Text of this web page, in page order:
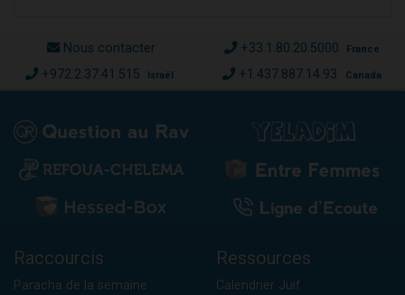
Nous contacter +33.1.80.20.5000 France
+972.2.37.41.515 Israël +1.437.887.14.93 Canada
Raccourcis
Paracha de la semaine
Ressources
Calendrier Juif